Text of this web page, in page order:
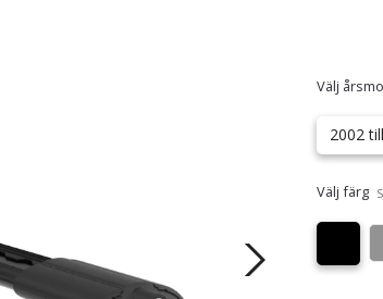
Välj
2002
Välj färg